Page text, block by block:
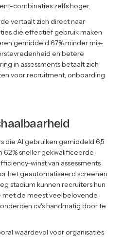
combinaties zelfs hoger.
vertaalt zich direct naar
die effectief gebruik maken
gemiddeld 67% minder mis-
en betere
in assessments betaalt zich
voor recruitment, onboarding
die AI gebruiken gemiddeld 6,5
62% sneller gekwalificeerde
winst van assessments
het geautomatiseerd screenen
stadium kunnen recruiters hun
met de meest veelbelovende
cv's handmatig door te
waardevol voor organisaties